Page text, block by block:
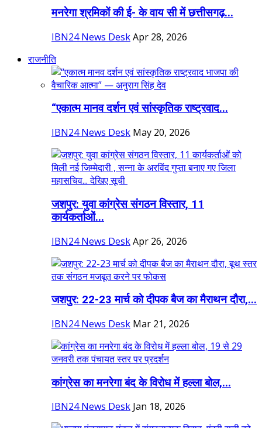
मनरेगा श्रमिकों की ई- के वाय सी में छत्तीसगढ़...
IBN24 News DeskApr 28, 2026
राजनीति
“एकात्म मानव दर्शन एवं सांस्कृतिक राष्ट्रवाद...
IBN24 News Desk May 20, 2026
जशपुर: युवा कांग्रेस संगठन विस्तार, 11
कार्यकर्ताओं...
IBN24 News DeskApr 26, 2026
जशपुर: 22-23 मार्च को दीपक बैज का मैराथन दौरा,...
IBN24 News Desk Mar 21, 2026
कांग्रेस का मनरेगा बंद के विरोध में हल्ला बोल,...
IBN24 News Desk Jan 18, 2026